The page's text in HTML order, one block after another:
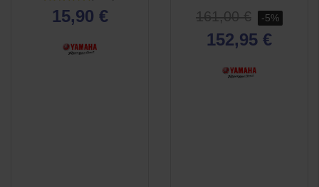
15,90 € 161,00 € -5%
152,95 €